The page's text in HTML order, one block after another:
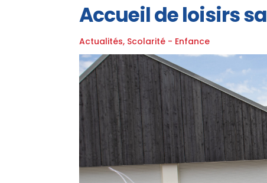
Accueil de loisirs
Actualités, Scolarité - Enfance